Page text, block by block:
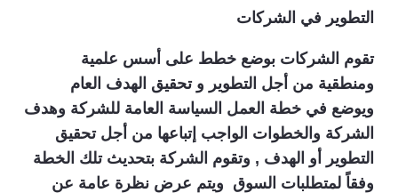
التطوير في الشركات
تقوم الشركات بوضع خطط على أسس علمية
ومنطقية من أجل التطوير و تحقيق الهدف العام
ويوضع في خطة العمل السياسة العامة للشركة وهدف
الشركة والخطوات الواجب إتباعها من أجل تحقيق
التطوير أو الهدف , وتقوم الشركة بتحديث تلك الخطة
وفقاً لمتطلبات السوق ويتم عرض نظرة عامة عن